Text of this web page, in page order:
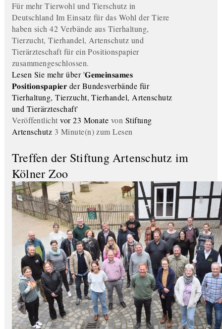
Für mehr Tierwohl und Tierschutz in
Deutschland Im Einsatz für das Wohl der Tiere
haben sich 42 Verbände aus Tierhaltung,
Tierzucht, Tierhandel, Artenschutz und
Tierärzteschaft für ein Positionspapier
zusammengeschlossen.
Lesen Sie mehr über '𝐆𝐞𝐦𝐞𝐢𝐧𝐬𝐚𝐦𝐞𝐬
𝐏𝐨𝐬𝐢𝐭𝐢𝐨𝐧𝐬𝐩𝐚𝐩𝐢𝐞𝐫 der Bundesverbände für
Tierhaltung, Tierzucht, Tierhandel, Artenschutz
und Tierärzteschaft'
Veröffentlichtvor 23 Monate von Stiftung
Artenschutz 3 Minute(n) zum Lesen
Treffen der Stiftung Artenschutz im
Kölner Zoo